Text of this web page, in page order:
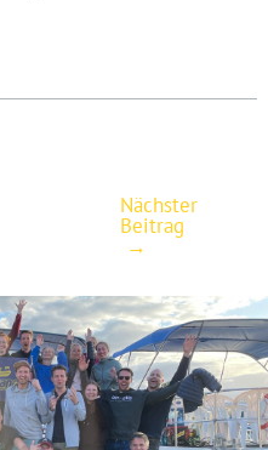
Nächster
Beitrag
→